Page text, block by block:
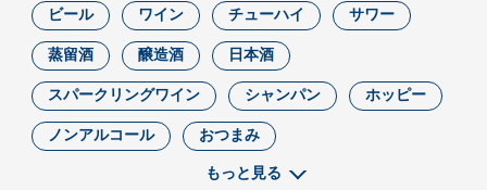
ビール ワイン チューハイ サワー
蒸留酒 醸造酒 日本酒
スパークリングワイン シャンパン ホッピー
ノンアルコール おつまみ
もっと見る